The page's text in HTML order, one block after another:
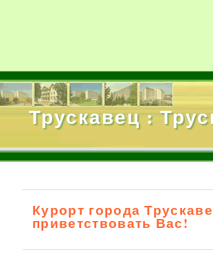
Трускавец :
Курорт города
приветствовать Вас!